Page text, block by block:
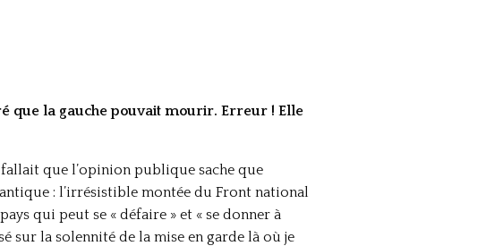
que la gauche pouvait mourir. Erreur ! Elle
que l’opinion publique sache que
: l’irrésistible montée du Front national
qui peut se « défaire » et « se donner à
sur la solennité de la mise en garde là où je